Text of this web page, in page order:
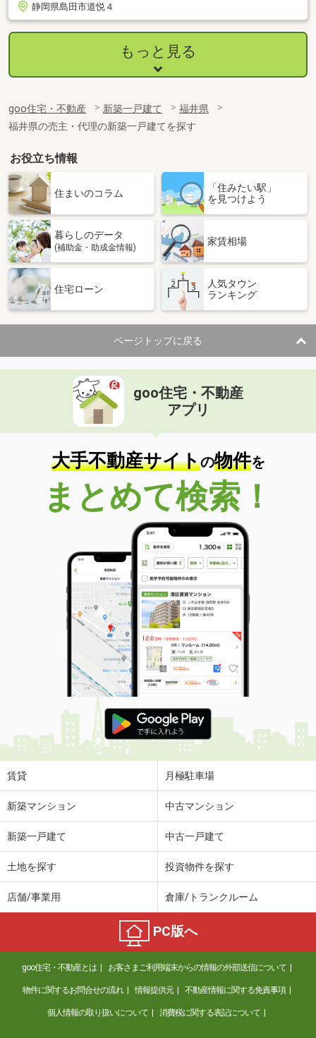
静岡県島田市道悦４
もっと見る
goo住宅・不動産 新築一戸建て
福井県
福井県の売主・代理の新築一戸建てを探す
お役立ち情報
住まいのコラム
「住みたい駅」
を見つけよう
暮らしのデータ
(補助金・助成金情報)
家賃相場
住宅ローン
人気タウン
ランキング
ページトップに戻る
goo住宅・不動産
アプリ
大手不動産サイトの物件を
まとめて検索！
賃貸 月極駐車場
新築マンション 中古マンション
新築一戸建て 中古一戸建て
土地を探す 投資物件を探す
店舗/事業用 倉庫/トランクルーム
PC版へ
goo住宅・不動産とは お客さまご利用端末からの情報の外部送信について
物件に関するお問合せの流れ 情報提供元 不動産情報に関する免責事項
個人情報の取り扱いについて 消費税に関する表記について